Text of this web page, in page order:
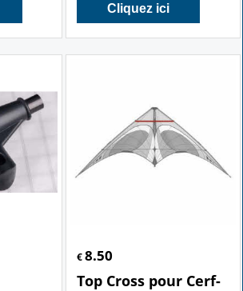
Cliquez ici
€8.50
Top Cross pour Cerf-